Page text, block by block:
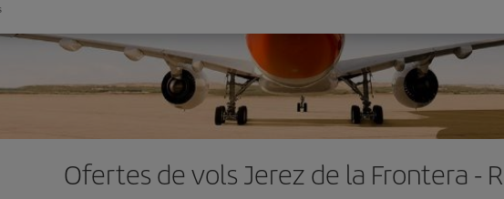
Ofertes de vols Jerez de la Frontera -